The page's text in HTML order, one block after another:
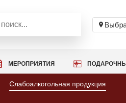
МЕРОПРИЯТИЯ
Слабоалкогольная продукция